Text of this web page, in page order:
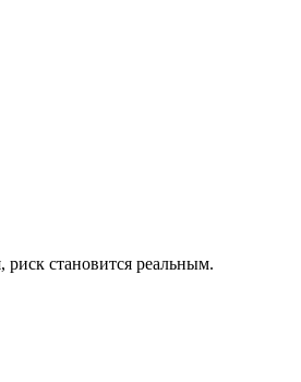
становится реальным.